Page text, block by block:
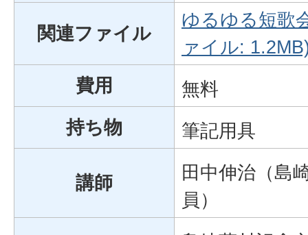
関連ファイル
ゆるゆる短歌
ァイル:
費用
無料
持ち物
筆記用具
講師
田中伸治（島
員）